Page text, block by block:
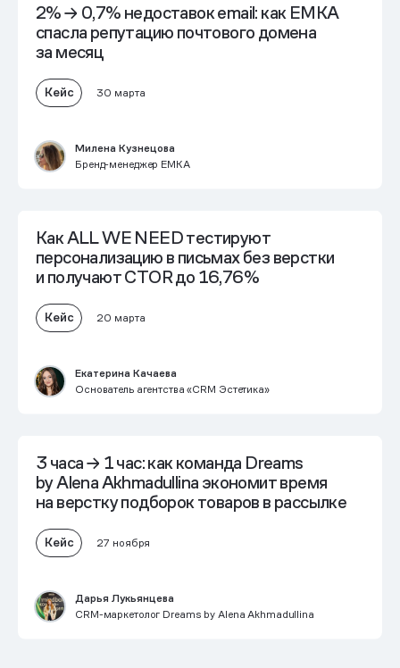
2% → 0,7% недоставок email: как EMKA
спасла репутацию почтового домена
за месяц
Кейс 30 марта
Милена Кузнецова
Бренд-менеджер EMKA
Как ALL WE NEED тестируют
персонализацию в письмах без верстки
и получаютCTOR до 16,76%
Кейс 20 марта
Екатерина Качаева
Основатель агентства «CRM Эстетика»
3 часа → 1 час:как команда Dreams
by Alena Akhmadullina экономит время
на верстку подборок товаров в рассылке
Кейс 27 ноября
Дарья Лукьянцева
CRM-маркетолог Dreams by Alena Akhmadullina